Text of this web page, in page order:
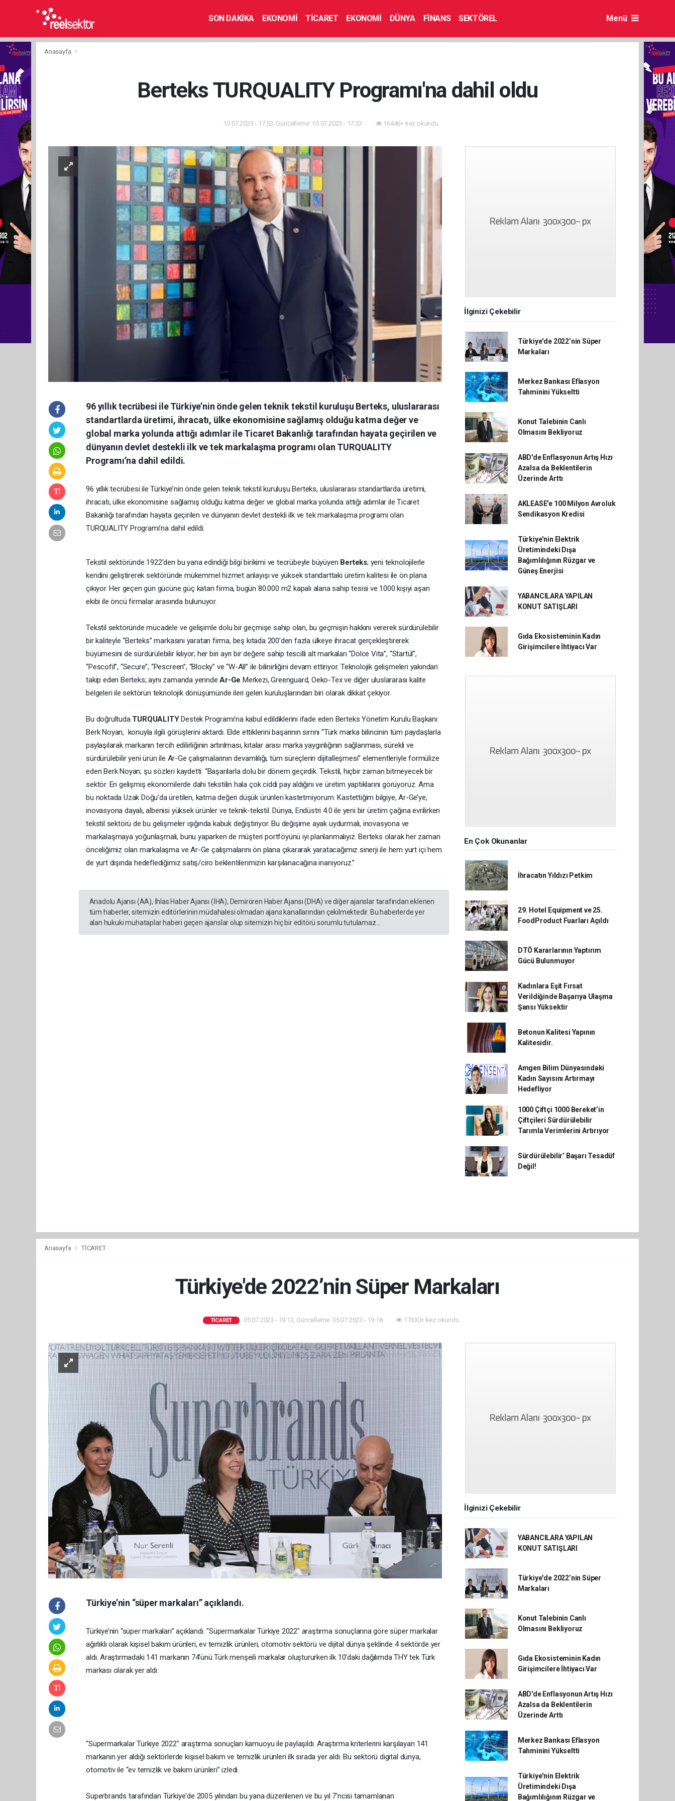
SON DAKİKA EKONOMİ TİCARET EKONOMİ DÜNYA FİNANS SEKTÖREL Menü
Anasayfa
Berteks TURQUALITY Programı'na dahil oldu
10.07.2023 - 17:53, Güncelleme: 10.07.2023 - 17:53 16446+ kez okundu.
96 yıllık tecrübesi ile Türkiye’nin önde gelen teknik tekstil kuruluşu Berteks, uluslararası
standartlarda üretimi, ihracatı, ülke ekonomisine sağlamış olduğu katma değer ve
global marka yolunda attığı adımlar ile Ticaret Bakanlığı tarafından hayata geçirilen ve
dünyanın devlet destekli ilk ve tek markalaşma programı olan TURQUALITY
Programı’na dahil edildi.
96 yıllık tecrübesi ile Türkiye’nin önde gelen teknik tekstil kuruluşu Berteks, uluslararası standartlarda üretimi,
ihracatı, ülke ekonomisine sağlamış olduğu katma değer ve global marka yolunda attığı adımlar ile Ticaret
Bakanlığı tarafından hayata geçirilen ve dünyanın devlet destekli ilk ve tek markalaşma programı olan
TURQUALITY Programı’na dahil edildi.
Tekstil sektöründe 1922’den bu yana edindiği bilgi birikimi ve tecrübeyle büyüyen Berteks; yeni teknolojilerle
kendini geliştirerek sektöründe mükemmel hizmet anlayışı ve yüksek standarttaki üretim kalitesi ile ön plana
çıkıyor. Her geçen gün gücüne güç katan firma, bugün 80.000 m2 kapalı alana sahip tesisi ve 1000 kişiyi aşan
ekibi ile öncü firmalar arasında bulunuyor.
Tekstil sektöründe mücadele ve gelişimle dolu bir geçmişe sahip olan, bu geçmişin hakkını vererek sürdürülebilir
bir kaliteyle “Berteks” markasını yaratan firma, beş kıtada 200’den fazla ülkeye ihracat gerçekleştirerek
büyümesini de sürdürülebilir kılıyor; her biri ayrı bir değere sahip tescilli alt markaları “Dolce Vita”, “Startül”,
“Pescofil”, “Secure”, “Pescreen”, “Blocky” ve “W-All” ile bilinirliğini devam ettiriyor. Teknolojik gelişmeleri yakından
takip eden Berteks; aynı zamanda yerindeAr-Ge Merkezi, Greenguard, Oeko-Tex ve diğer uluslararası kalite
belgeleri ile sektörün teknolojik dönüşümünde ileri gelen kuruluşlarından biri olarak dikkat çekiyor.
Bu doğrultuda TURQUALITYDestek Programı’na kabul edildiklerini ifade eden Berteks Yönetim Kurulu Başkanı
Berk Noyan, konuyla ilgili görüşlerini aktardı. Elde ettiklerini başarının sırrını “Türk marka bilincinin tüm paydaşlarla
paylaşılarak markanın tercih edilirliğinin artırılması, kıtalar arası marka yaygınlığının sağlanması, sürekli ve
sürdürülebilir yeni ürün ile Ar-Ge çalışmalarının devamlılığı, tüm süreçlerin dijitalleşmesi” elementleriyle formülize
eden Berk Noyan; şu sözleri kaydetti: “Başarılarla dolu bir dönem geçirdik. Tekstil, hiçbir zaman bitmeyecek bir
sektör. En gelişmiş ekonomilerde dahi tekstilin hala çok ciddi pay aldığını ve üretim yaptıklarını görüyoruz. Ama
bu noktada Uzak Doğu’da üretilen, katma değeri düşük ürünleri kastetmiyorum. Kastettiğim bilgiye, Ar-Ge’ye,
inovasyona dayalı, albenisi yüksek ürünler ve teknik-tekstil. Dünya, Endüstri 4.0 ile yeni bir üretim çağına evrilirken
tekstil sektörü de bu gelişmeler ışığında kabuk değiştiriyor. Bu değişime ayak uydurmalı, inovasyona ve
markalaşmaya yoğunlaşmalı, bunu yaparken de müşteri portföyünü iyi planlanmalıyız. Berteks olarak her zaman
önceliğimiz olan markalaşma ve Ar-Ge çalışmalarını ön plana çıkararak yaratacağımız sinerji ile hem yurt içi hem
de yurt dışında hedeflediğimiz satış/ciro beklentilerimizin karşılanacağına inanıyoruz.”
Anadolu Ajansı (AA), İhlas Haber Ajansı (İHA), Demirören Haber Ajansı (DHA) ve diğer ajanslar tarafından eklenen
tüm haberler, sitemizin editörlerinin müdahalesi olmadan ajans kanallarından çekilmektedir. Bu haberlerde yer
alan hukuki muhataplar haberi geçen ajanslar olup sitemizin hiç bir editörü sorumlu tutulamaz...
İlginizi Çekebilir
Türkiye'de 2022’nin Süper
Markaları
Merkez Bankası Eflasyon
Tahminini Yükseltti
Konut Talebinin Canlı
Olmasını Bekliyoruz
ABD'de Enflasyonun Artış Hızı
Azalsa da Beklentilerin
Üzerinde Arttı
AKLEASE'e 100 Milyon Avroluk
Sendikasyon Kredisi
Türkiye'nin Elektrik
Üretimindeki Dışa
Bağımlılığının Rüzgar ve
Güneş Enerjisi
YABANCILARA YAPILAN
KONUT SATIŞLARI
Gıda Ekosisteminin Kadın
Girişimcilere İhtiyacı Var
En Çok Okunanlar
İhracatın Yıldızı Petkim
29. Hotel Equipment ve 25.
FoodProduct Fuarları Açıldı
DTÖ Kararlarının Yaptırım
Gücü Bulunmuyor
Kadınlara Eşit Fırsat
Verildiğinde Başarıya Ulaşma
Şansı Yüksektir
Betonun Kalitesi Yapının
Kalitesidir.
Amgen Bilim Dünyasındaki
Kadın Sayısını Artırmayı
Hedefliyor
1000 Çiftçi 1000 Bereket’in
Çiftçileri Sürdürülebilir
Tarımla Verimlerini Artırıyor
Sürdürülebilir’ Başarı Tesadüf
Değil!
Anasayfa TİCARET
Türkiye'de 2022’nin Süper Markaları
TİCARET 05.07.2023 - 19:12, Güncelleme: 05.07.2023 - 19:18 17330+ kez okundu.
Türkiye’nin “süper markaları” açıklandı.
Türkiye’nin “süper markaları” açıklandı. "Süpermarkalar Türkiye 2022" araştırma sonuçlarına göre süper markalar
ağırlıklı olarak kişisel bakım ürünleri, ev temizlik ürünleri, otomotiv sektörü ve dijital dünya şeklinde 4 sektörde yer
aldı. Araştırmadaki 141 markanın 74’ünü Türk menşeili markalar oluştururken ilk 10'daki dağılımda THY tek Türk
markası olarak yer aldı.
"Süpermarkalar Türkiye 2022" araştırma sonuçları kamuoyu ile paylaşıldı. Araştırma kriterlerini karşılayan 141
markanın yer aldığı sektörlerde kişisel bakım ve temizlik ürünleri ilk sırada yer aldı. Bu sektörü digital dünya,
otomotiv ile “ev temizlik ve bakım ürünleri” izledi.
Superbrands tarafından Türkiye'de 2005 yılından bu yana düzenlenen ve bu yıl 7'ncisi tamamlanan
İlginizi Çekebilir
YABANCILARA YAPILAN
KONUT SATIŞLARI
Türkiye'de 2022’nin Süper
Markaları
Konut Talebinin Canlı
Olmasını Bekliyoruz
Gıda Ekosisteminin Kadın
Girişimcilere İhtiyacı Var
ABD'de Enflasyonun Artış Hızı
Azalsa da Beklentilerin
Üzerinde Arttı
Merkez Bankası Eflasyon
Tahminini Yükseltti
Türkiye'nin Elektrik
Üretimindeki Dışa
Bağımlılığının Rüzgar ve